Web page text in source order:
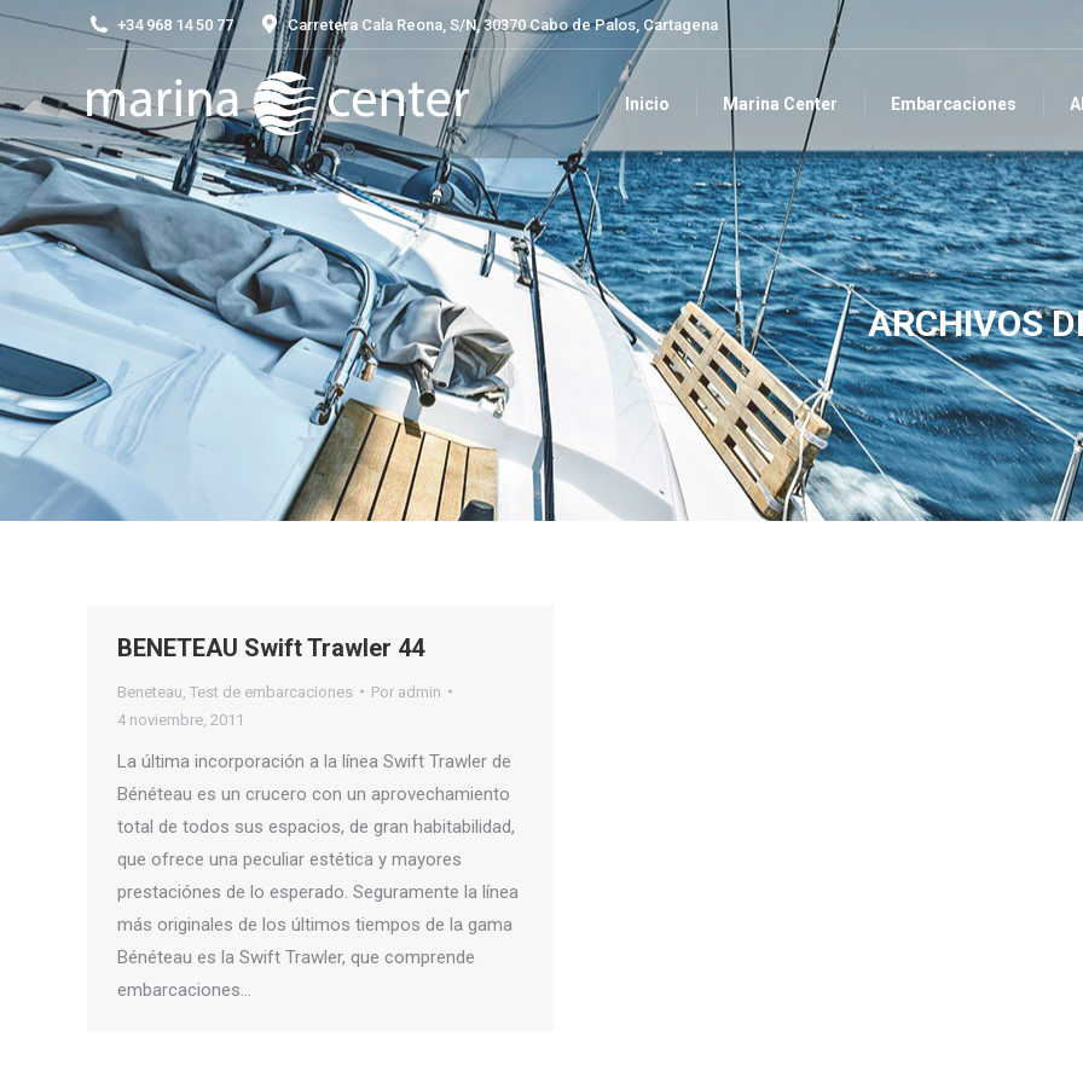
+34 968 14 50 77 Carretera Cala Reona, S/N, 30370 Cabo de Palos, Cartagena
Inicio Marina Center Embarcaciones
ARCHIVOS
BENETEAU Swift Trawler 44
Beneteau Test de embarcaciones Por admin
4 noviembre, 2011
La última incorporación a la línea Swift Trawler de
Bénéteau es un crucero con un aprovechamiento
total de todos sus espacios, de gran habitabilidad,
que ofrece una peculiar estética y mayores
prestaciónes de lo esperado. Seguramente la línea
más originales de los últimos tiempos de la gama
Bénéteau es la Swift Trawler, que comprende
embarcaciones…
Inicio Marina Center